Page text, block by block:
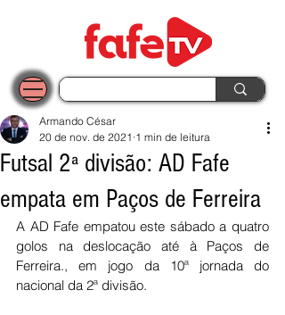
Futsal 2ª divisão: AD Fafe
empata em Paços de Ferreira
Armando César
20 de nov. de 2021 1 min de leitura
A AD Fafe empatou este sábado a quatro
golos na deslocação até à Paços de
Ferreira., em jogo da 10ª jornada do
nacional da 2ª divisão.